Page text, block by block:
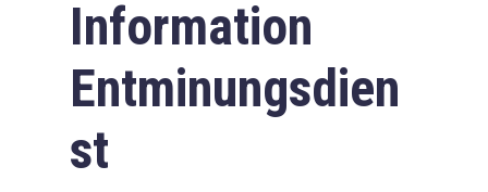
Information
Entminungsdien
st